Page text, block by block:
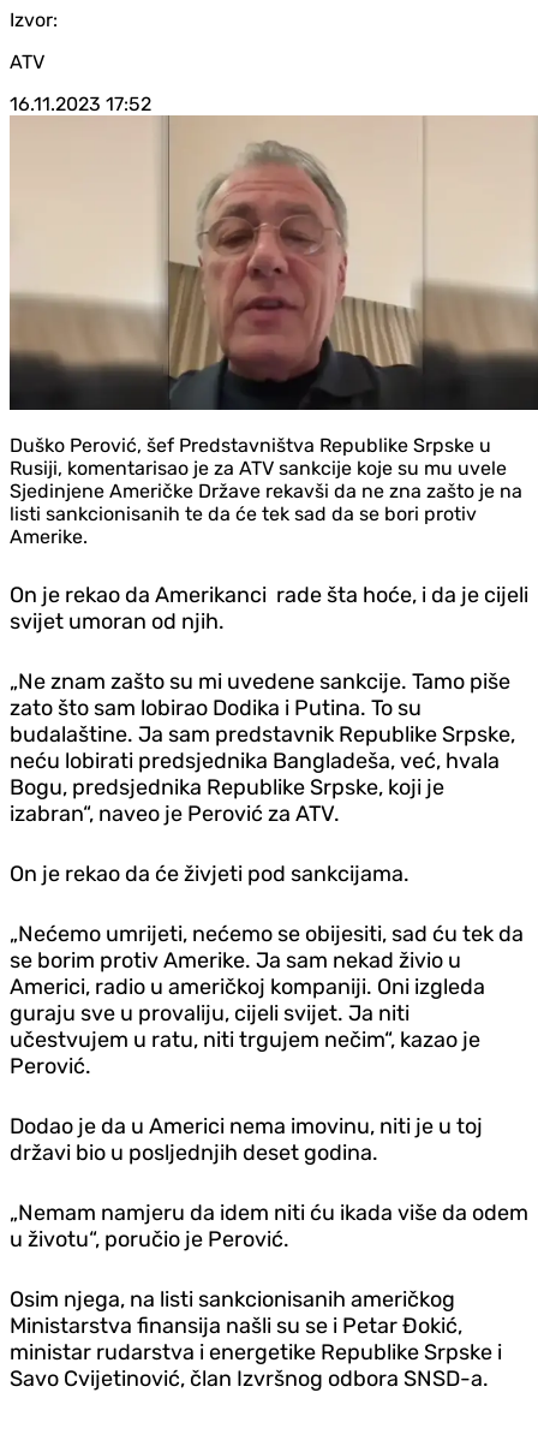
Izvor:
ATV
16.11.2023 17:52
Duško Perović, šef Predstavništva Republike Srpske u
Rusiji, komentarisao je za ATV sankcije koje su mu uvele
Sjedinjene Američke Države rekavši da ne zna zašto je na
listi sankcionisanih te da će tek sad da se bori protiv
Amerike.
On je rekao da Amerikanci rade šta hoće, i da je cijeli
svijet umoran od njih.
„Ne znam zašto su mi uvedene sankcije. Tamo piše
zato što sam lobirao Dodika i Putina. To su
budalaštine. Ja sam predstavnik Republike Srpske,
neću lobirati predsjednika Bangladeša, već, hvala
Bogu, predsjednika Republike Srpske, koji je
izabran“, naveo je Perović za ATV.
On je rekao da će živjeti pod sankcijama.
„Nećemo umrijeti, nećemo se obijesiti, sad ću tek da
se borim protiv Amerike. Ja sam nekad živio u
Americi, radio u američkoj kompaniji. Oni izgleda
guraju sve u provaliju, cijeli svijet. Ja niti
učestvujem u ratu, niti trgujem nečim“, kazao je
Perović.
Dodao je da u Americi nema imovinu, niti je u toj
državi bio u posljednjih deset godina.
„Nemam namjeru da idem niti ću ikada više da odem
u životu“, poručio je Perović.
Osim njega, na listi sankcionisanih američkog
Ministarstva finansija našli su se i Petar Đokić,
ministar rudarstva i energetike Republike Srpske i
Savo Cvijetinović, član Izvršnog odbora SNSD-a.